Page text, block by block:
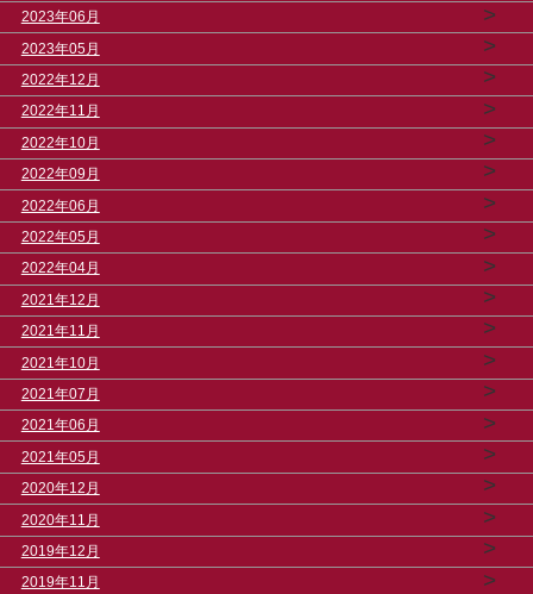
2023年06月 >
2023年05月 >
2022年12月 >
2022年11月 >
2022年10月 >
2022年09月 >
2022年06月 >
2022年05月 >
2022年04月 >
2021年12月 >
2021年11月 >
2021年10月 >
2021年07月 >
2021年06月 >
2021年05月 >
2020年12月 >
2020年11月 >
2019年12月 >
2019年11月 >